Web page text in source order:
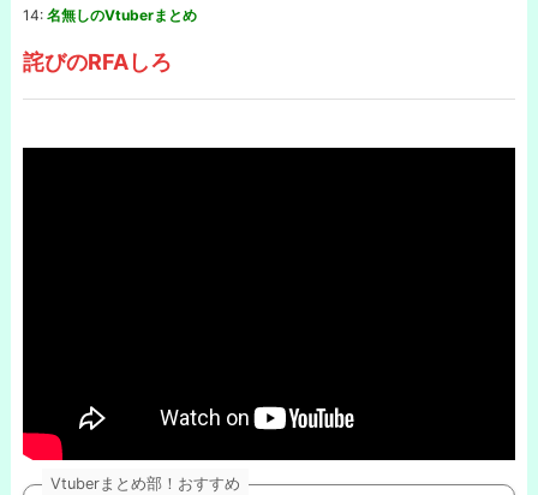
14: 名無しのVtuberまとめ
詫びのRFAしろ
Vtuberまとめ部！おすすめ